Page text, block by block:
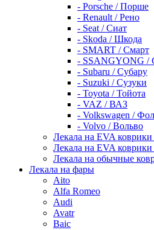
- Porsche / Порше
- Renault / Рено
- Seat / Сиат
- Skoda / Шкода
- SMART / Смарт
- SSANGYONG /
- Subaru / Субару
- Suzuki / Сузуки
- Toyota / Тойота
- VAZ / ВАЗ
- Volkswagen /
- Volvo / Вольво
Лекала на EVA
Лекала на EVA коврики
Лекала на обычные
Лекала на фары
Aito
Alfa Romeo
Audi
Avatr
Baic